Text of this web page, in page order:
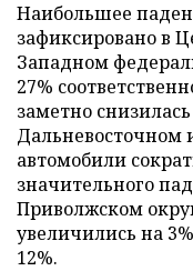
Наибольшее
зафиксировано в
Западном
27%
заметно
Дальневосточном
автомобили
значительного
Приволжском
увеличились на
12%.